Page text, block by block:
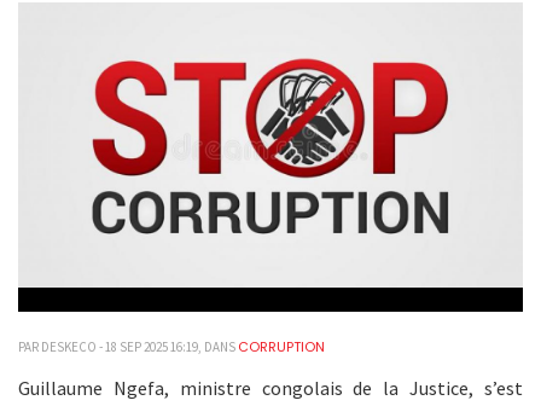
PAR DESKECO - 18 SEP 2025 16:19, DANS CORRUPTION
Guillaume Ngefa, ministre congolais de la Justice, s’est